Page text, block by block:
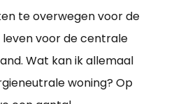
te overwegen voor de
leven voor de centrale
Wat kan ik allemaal
woning? Op